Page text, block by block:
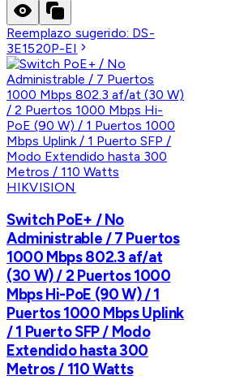
Reemplazo sugerido: DS-
3E1520P-EI
HIKVISION
Switch PoE+ / No
Administrable / 7 Puertos
1000 Mbps 802.3 af/at
(30 W) / 2 Puertos 1000
Mbps Hi-PoE (90 W) / 1
Puertos 1000 Mbps Uplink
/ 1 Puerto SFP / Modo
Extendido hasta 300
Metros / 110 Watts